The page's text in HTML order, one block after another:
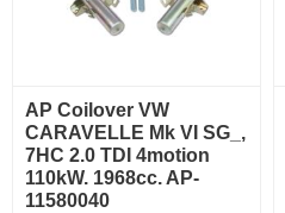
AP Coilover VW
CARAVELLE Mk VI SG_,
7HC 2.0 TDI 4motion
110kW. 1968cc. AP-
11580040